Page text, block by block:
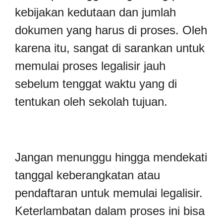
kebijakan kedutaan dan jumlah
dokumen yang harus di proses. Oleh
karena itu, sangat di sarankan untuk
memulai proses legalisir jauh
sebelum tenggat waktu yang di
tentukan oleh sekolah tujuan.
Jangan menunggu hingga mendekati
tanggal keberangkatan atau
pendaftaran untuk memulai legalisir.
Keterlambatan dalam proses ini bisa